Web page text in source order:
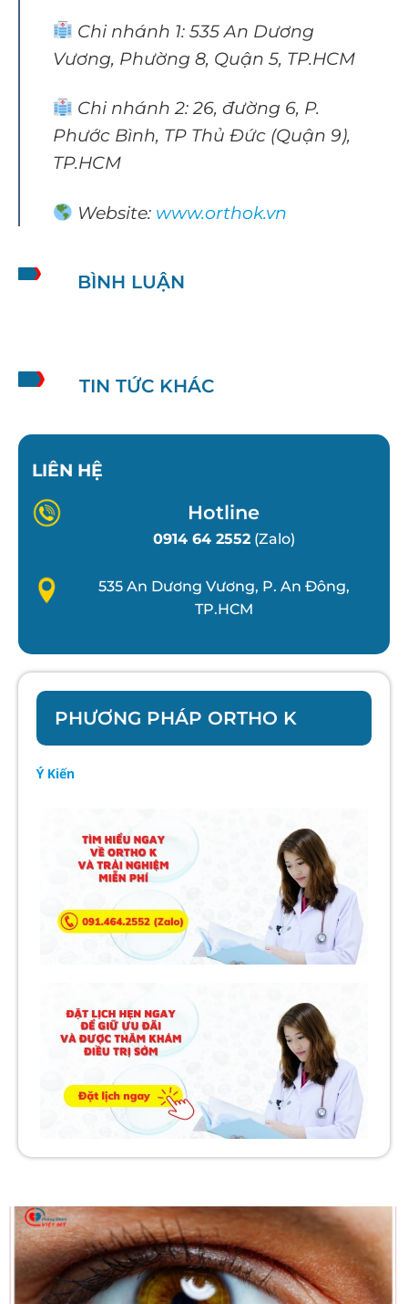
Chi nhánh 1: 535 An Dương
Vương, Phường 8, Quận 5, TP.HCM
Chi nhánh 2: 26, đường 6, P.
Phước Bình, TP Thủ Đức (Quận 9),
TP.HCM
Website: www.orthok.vn
BÌNH LUẬN
TIN TỨC KHÁC
LIÊN HỆ
Hotline
0914 64 2552(Zalo)
535 An Dương Vương, P. An Đông,
TP.HCM
PHƯƠNG PHÁP ORTHO K
Ý Kiến